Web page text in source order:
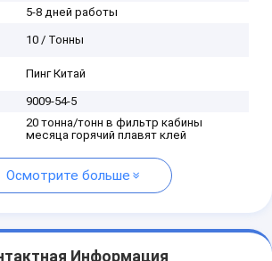
5-8 дней работы
10 / Тонны
Пинг Китай
9009-54-5
20 тонна/тонн в фильтр кабины
месяца горячий плавят клей
Осмотрите больше
Информация